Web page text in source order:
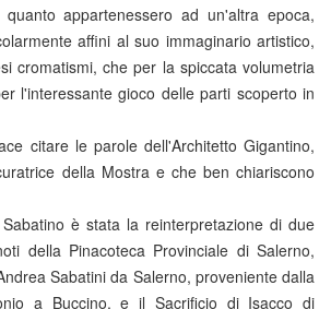
appartenessero ad un'altra epoca,
affini al suo immaginario artistico,
cromatismi, che per la spiccata volumetria
l'interessante gioco delle parti scoperto in
citare le parole dell'Architetto Gigantino,
della Mostra e che ben chiariscono
è stata la reinterpretazione di due
della Pinacoteca Provinciale di Salerno,
Sabatini da Salerno, proveniente dalla
a Buccino, e il Sacrificio di Isacco di